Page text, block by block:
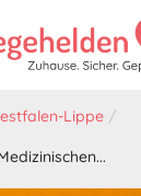
Lippe /